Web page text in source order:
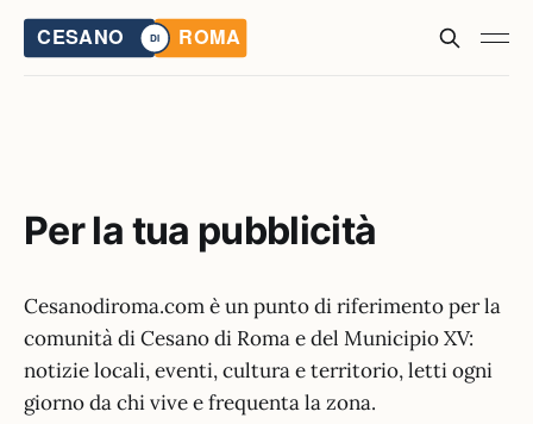
Per la tua pubblicità
Cesanodiroma.com è un punto di riferimento per la
comunità di Cesano di Roma e del Municipio XV:
notizie locali, eventi, cultura e territorio, letti ogni
giorno da chi vive e frequenta la zona.